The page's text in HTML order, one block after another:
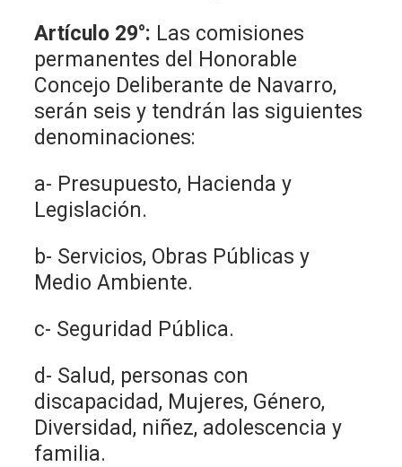
Artículo 29°: Las comisiones
permanentes del Honorable
Concejo Deliberante de Navarro,
serán seis y tendrán las siguientes
denominaciones:
a- Presupuesto, Hacienda y
Legislación.
b- Servicios, Obras Públicas y
Medio Ambiente.
c- Seguridad Pública.
d- Salud, personas con
discapacidad, Mujeres, Género,
Diversidad, niñez, adolescencia y
familia.